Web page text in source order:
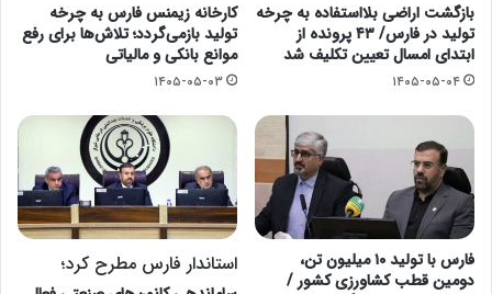
بازگشت اراضی بلااستفاده به چرخه
تولید در فارس/ ۴۳ پرونده از
ابتدای امسال تعیین تکلیف شد
۱۴۰۵-۰۵-۰۴
کارخانه زیمنس فارس به چرخه
تولید بازمی‌گردد؛ تلاش‌ها برای رفع
موانع بانکی و مالیاتی
۱۴۰۵-۰۵-۰۳
فارس با تولید ۱۰ میلیون تن،
دومین قطب کشاورزی کشور /
استاندار فارس مطرح کرد؛